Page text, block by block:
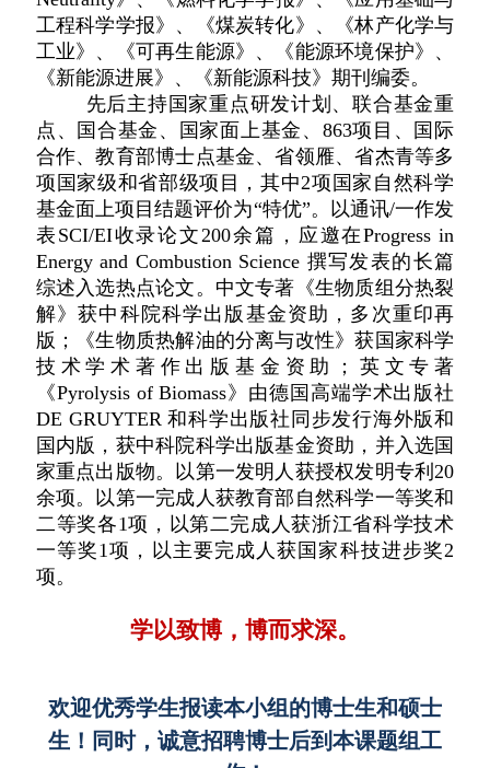
工程科学学报》、《煤炭转化》、《林产化学与
工业》、《可再生能源》、《能源环境保护》、
《新能源进展》、
《新能源科技》 期刊编委。
先后主持国家重点研发计划、联合基金重
点、国合基金、国家面上基金、863项目、国际
合作、教育部博士点基金、省领雁、省杰青等多
项国家级和省部级项目，其中2项国家自然科学
基金面上项目结题评价为“特优”。以通讯/一作发
表SCI/EI收录论文200余篇，应邀在Progress in
Energy and Combustion Science 撰写发表的长篇
综述入选热点论文。中文专著《生物质组分热裂
解》获中科院科学出版基金资助，多次重印再
版；
《生物质热解油的分离与改性》获国家科学
技术学术著作出版基金资助；
英文专著
《Pyrolysis of Biomass》由德国高端学术出版社
DE GRUYTER 和科学出版社同步发行海外版和
国内版，获中科院科学出版基金资助，并入选国
家重点出版物。以第一发明人获授权发明专利20
余项。以第一完成人获教育部自然科学一等奖和
二等奖各1项，以第二完成人获浙江省科学技术
一等奖1项，以主要完成人获国家科技进步奖2
项。
学以致博，博而求深。
欢迎优秀学生报读本小组的博士生和硕士
生！同时，诚意招聘博士后到本课题组工